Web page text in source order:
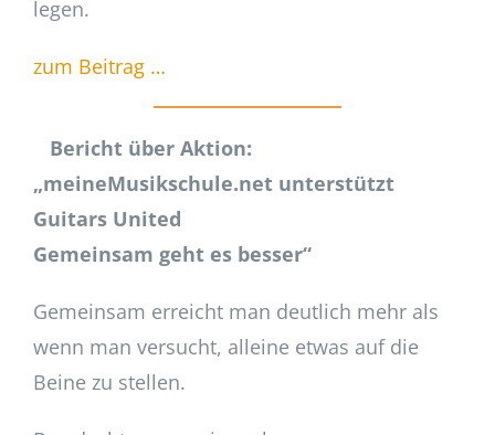
legen.
zum Beitrag …
Bericht über Aktion:
„meineMusikschule.net unterstützt
Guitars United
Gemeinsam geht es besser“
Gemeinsam erreicht man deutlich mehr als
wenn man versucht, alleine etwas auf die
Beine zu stellen.